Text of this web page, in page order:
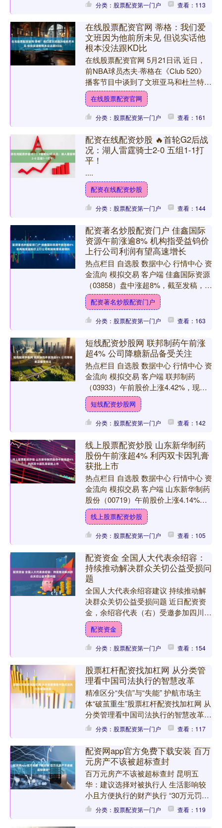
分类：股票配资第一门户 查看：113
在线股票配资官网 蒂格：我们爱
文班因为他前所未见 但说实话他
根本没法跟KD比
在线股票配资官网 5月21日讯 近日，
前NBA球员杰夫·蒂格在《Club 520》
播客节目中谈到了文班亚马和杜兰特。
蒂格说道：“我要实话实说，兄弟们。
我们爱文....
在线股票配资官网
分类：股票配资第一门户 查看：161
配资在线配资炒股 🔥首轮G2后战
况：湖人雷霆骑士2-0 五组1-1打
平！
....
配资在线配资炒股
分类：股票配资第一门户 查看：144
配资著名炒股配资门户 佳鑫国际
资源午前涨逾8% 机构指受益钨价
上行公司利润有望高速增长
热点栏目 自选股 数据中心 行情中心 资
金流向 模拟交易 客户端 佳鑫国际资源
（03858）盘中涨超8%，截至发稿，股
价上涨7.94%，现报33.18港元配资
著....
配资著名炒股配资门户
分类：股票配资第一门户 查看：163
短线配资炒股网 联邦制药午前涨
超4% 公司降糖新品备受关注
热点栏目 自选股 数据中心 行情中心 资
金流向 模拟交易 客户端 联邦制药
（03933）午前股价上涨4.42%，现报
12.53港元短线配资炒股网，成交额
9537....
短线配资炒股网
分类：股票配资第一门户 查看：142
线上股票配资炒股 山东新华制药
股份午前涨超4% 利丙双卡因乳膏
获批上市
热点栏目 自选股 数据中心 行情中心 资
金流向 模拟交易 客户端 山东新华制药
股份（00719）午前股价上涨4.14%，
现报7.05港元线上股票配资炒股，成交
额....
线上股票配资炒股
分类：股票配资第一门户 查看：105
配资资金 全国人大代表余绍容：
持续推动解决群众关切公益受损问
题
全国人大代表余绍容建议 持续推动解
决群众关切公益受损问题 近日配资资
金，余绍容代表（右）受邀参加四川省
绵阳市检察机关公益诉讼检察品牌推介
会。 近日，全国人大代表....
配资资金
分类：股票配资第一门户 查看：154
股票杠杆配资找加杠网 从分类管
理看中国司法执行的智慧改革
精准区分“失信”与“失能” 护航市场主
体“破茧重生”股票杠杆配资找加杠网 从
分类管理看中国司法执行的智慧改革
2024年岁末的上海，和煦的阳光洒在
分类：股票配资第一门户 查看：117
配资网app官方免费下载安装 百万
元房产不该被超标查封
百万元房产不该被超标查封 昆明五
华：建议选择对被执行人 生活影响较
小且方便执行的财产执行 “30万元罚金
刑执行案件配资网app官方免费下载安
分类：股票配资第一门户 查看：119